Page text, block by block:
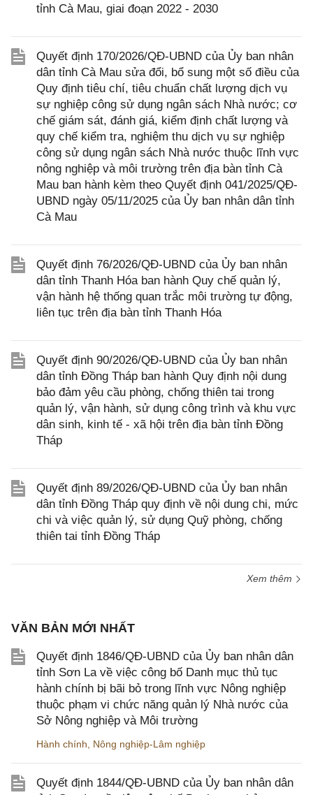
tỉnh Cà Mau, giai đoạn 2022 - 2030
Quyết định 170/2026/QĐ-UBND của Ủy ban nhân
dân tỉnh Cà Mau sửa đổi, bổ sung một số điều của
Quy định tiêu chí, tiêu chuẩn chất lượng dịch vụ
sự nghiệp công sử dụng ngân sách Nhà nước; cơ
chế giám sát, đánh giá, kiểm định chất lượng và
quy chế kiểm tra, nghiệm thu dịch vụ sự nghiệp
công sử dụng ngân sách Nhà nước thuộc lĩnh vực
nông nghiệp và môi trường trên địa bàn tỉnh Cà
Mau ban hành kèm theo Quyết định 041/2025/QĐ-
UBND ngày 05/11/2025 của Ủy ban nhân dân tỉnh
Cà Mau
Quyết định 76/2026/QĐ-UBND của Ủy ban nhân
dân tỉnh Thanh Hóa ban hành Quy chế quản lý,
vận hành hệ thống quan trắc môi trường tự động,
liên tục trên địa bàn tỉnh Thanh Hóa
Quyết định 90/2026/QĐ-UBND của Ủy ban nhân
dân tỉnh Đồng Tháp ban hành Quy định nội dung
bảo đảm yêu cầu phòng, chống thiên tai trong
quản lý, vận hành, sử dụng công trình và khu vực
dân sinh, kinh tế - xã hội trên địa bàn tỉnh Đồng
Tháp
Quyết định 89/2026/QĐ-UBND của Ủy ban nhân
dân tỉnh Đồng Tháp quy định về nội dung chi, mức
chi và việc quản lý, sử dụng Quỹ phòng, chống
thiên tai tỉnh Đồng Tháp
Xem thêm
VĂN BẢN MỚI NHẤT
Quyết định 1846/QĐ-UBND của Ủy ban nhân dân
tỉnh Sơn La về việc công bố Danh mục thủ tục
hành chính bị bãi bỏ trong lĩnh vực Nông nghiệp
thuộc phạm vi chức năng quản lý Nhà nước của
Sở Nông nghiệp và Môi trường
Hành chính Nông nghiệp-Lâm nghiệp
Quyết định 1844/QĐ-UBND của Ủy ban nhân dân